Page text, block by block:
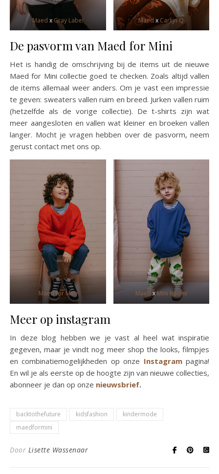
Maed xGray Label Maedx Carlijn Q
De pasvorm van Maed for Mini
Het is handig de omschrijving bij de items uit de nieuwe
Maed for Mini collectie goed te checken. Zoals altijd vallen
de items allemaal weer anders. Om je vast een impressie
te geven: sweaters vallen ruim en breed. Jurken vallen ruim
(hetzelfde als de vorige collectie). De t-shirts zijn wat
meer aangesloten en vallen wat kleiner en broeken vallen
langer. Mocht je vragen hebben over de pasvorm, neem
gerust contact met ons op.
Maed for Mini MaedxMini Rodini
Meer op instagram
In deze blog hebben we je vast al heel wat inspiratie
gegeven, maar je vindt nog meer shop the looks, filmpjes
en combinatiemogelijkheden op onze Instagram pagina!
En wil je als eerste op de hoogte zijn van nieuwe collecties,
abonneer je dan op onze nieuwsbrief.
backtothefuture kidsfashion
kindermode
maedformini
Door Lisette Wassenaar